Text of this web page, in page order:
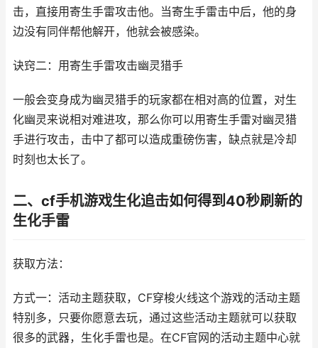
击，直接用寄生手雷攻击他。当寄生手雷击中后，他的身
边没有同伴帮他解开，他就会被感染。
诀窍二：用寄生手雷攻击幽灵猎手
一般会变身成为幽灵猎手的玩家都在相对高的位置，对生
化幽灵来说相对难进攻，那么你可以用寄生手雷对幽灵猎
手进行攻击，击中了都可以造成重磅伤害，缺点就是冷却
时刻也太长了。
二、cf手机游戏生化追击如何得到40秒刷新的
生化手雷
获取方法：
方式一：活动主题获取，CF穿梭火线这个游戏的活动主题
特别多，只要你愿意去玩，通过这些活动主题就可以获取
很多的武器，生化手雷也是。在CF官网的活动主题中心就